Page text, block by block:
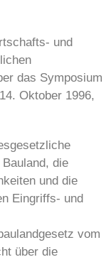
und
das Symposium
Oktober 1996,
die
und die
Eingriffs- und
vom
über die